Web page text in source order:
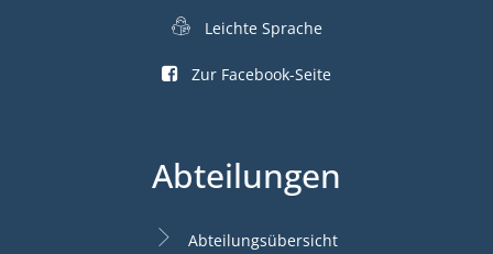
Leichte Sprache
Zur Facebook-Seite
Abteilungen
Abteilungsübersicht